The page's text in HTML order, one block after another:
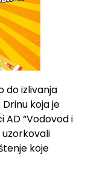
do izlivanja
koja je
“Vodovod i
uzorkovali
koje